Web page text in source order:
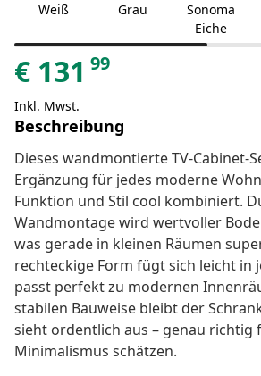
Weiß Grau
Sonoma
Eiche
€ 131 99
Inkl. Mwst.
Beschreibung
Dieses wandmontierte TV-Cabinet-
Ergänzung für jedes moderne
Funktion und Stil cool kombiniert.
Wandmontage wird wertvoller
was gerade in kleinen Räumen
rechteckige Form fügt sich leicht in
passt perfekt zu modernen
stabilen Bauweise bleibt der
sieht ordentlich aus – genau richtig
Minimalismus schätzen.